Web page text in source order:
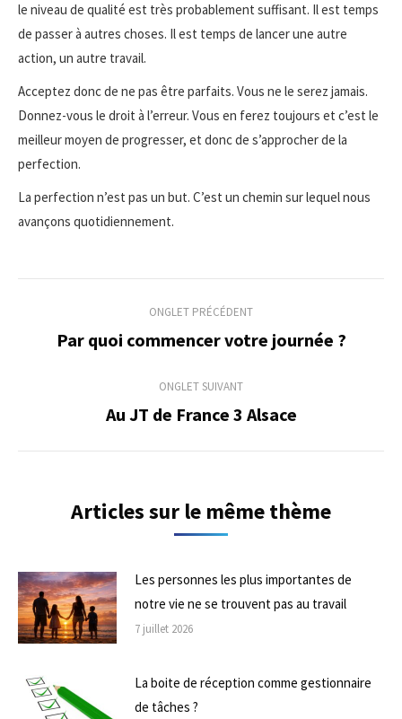
le niveau de qualité est très probablement suffisant. Il est temps
de passer à autres choses. Il est temps de lancer une autre
action, un autre travail.
Acceptez donc de ne pas être parfaits. Vous ne le serez jamais.
Donnez-vous le droit à l’erreur. Vous en ferez toujours et c’est le
meilleur moyen de progresser, et donc de s’approcher de la
perfection.
La perfection n’est pas un but. C’est un chemin sur lequel nous
avançons quotidiennement.
commentaire
ONGLET PRÉCÉDENT
Onglet
Par quoi commencer votre journée ?
ONGLET SUIVANT
Onglet
Au JT de France 3 Alsace
Articles sur le même thème
Les personnes les plus importantes de
notre vie ne se trouvent pas au travail
7 juillet 2026
La boite de réception comme gestionnaire
de tâches ?